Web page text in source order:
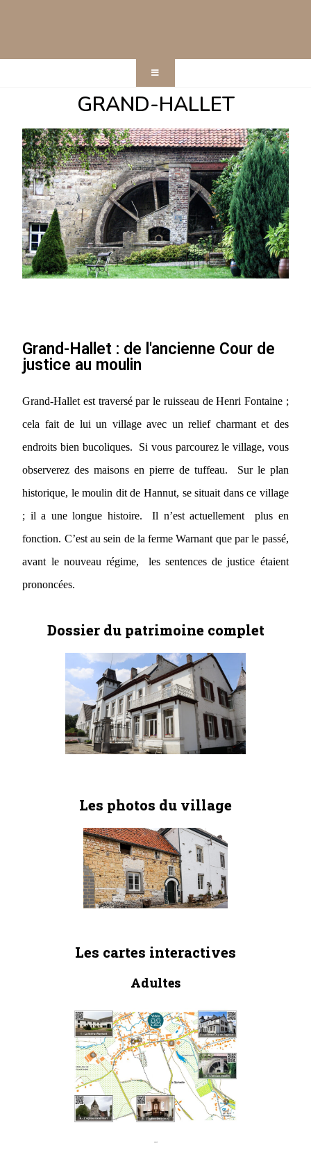
GRAND-HALLET
Grand-Hallet : de l'ancienne Cour de
justice au moulin
Grand-Hallet est traversé par le ruisseau de Henri Fontaine ;
cela fait de lui un village avec un relief charmant et des
endroits bien bucoliques. Si vous parcourez le village, vous
observerez des maisons en pierre de tuffeau. Sur le plan
historique, le moulin dit de Hannut, se situait dans ce village
; il a une longue histoire. Il n’est actuellement plus en
fonction. C’est au sein de la ferme Warnant que par le passé,
avant le nouveau régime, les sentences de justice étaient
prononcées.
Dossier du patrimoine complet
Les photos du village
Les cartes interactives
Adultes